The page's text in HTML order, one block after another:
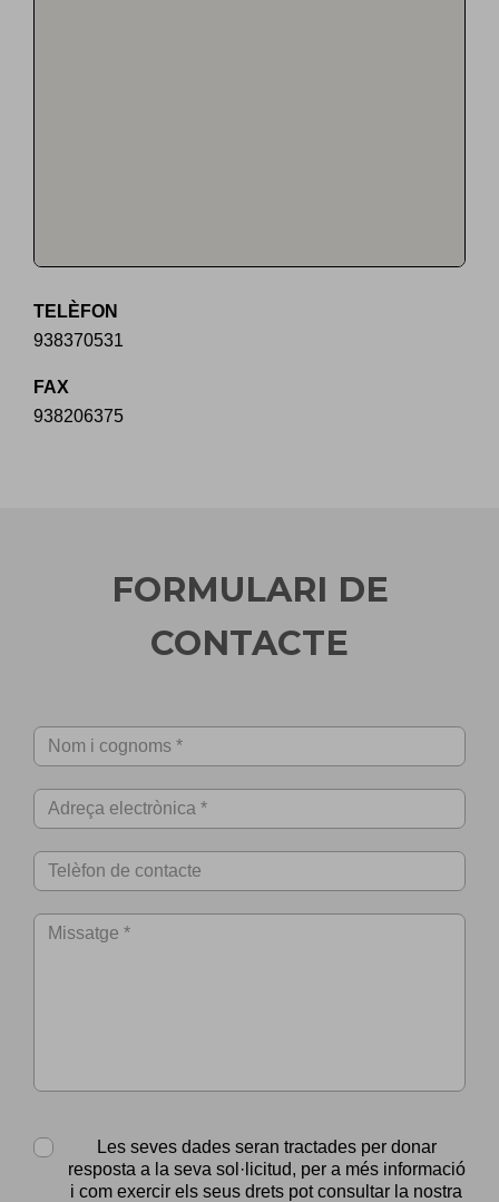
TELÈFON
938370531
FAX
938206375
FORMULARI DE
CONTACTE
Les seves dades seran tractades per donar
resposta a la seva sol·licitud, per a més informació
i com exercir els seus drets pot consultar la nostra